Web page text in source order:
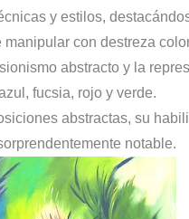
y estilos,
con destreza
abstracto y la
fucsia, rojo y verde.
abstractas, su
notable.